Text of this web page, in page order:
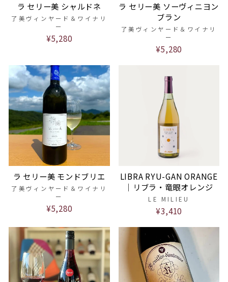
ラ セリー美 シャルドネ
了美ヴィンヤード＆ワイナリ
ー
¥5,280
ラ セリー美 ソーヴィニヨン
ブラン
了美ヴィンヤード＆ワイナリ
ー
¥5,280
ラ セリー美 モンドブリエ
了美ヴィンヤード＆ワイナリ
ー
¥5,280
LIBRA RYU-GAN ORANGE
｜リブラ・竜眼オレンジ
LE MILIEU
¥3,410